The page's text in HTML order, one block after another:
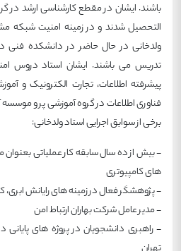
باشند. ایشان در مقطع کارشناسی ارشد در
التحصیل شدند و در زمینه امنیت شبکه
ولدخانی در حال حاضر در دانشکده فنی
تدریس می باشند. ایشان استاد دروس
پیشرفته اطلاعات، تجارت الکترونیک و
فناوری اطلاعات در گروه آموزشی پر و موسسه
برخی از سوابق اجرایی استاد ولدخانی:
- بیش از ده سال سابقه کار عملیاتی
های کامپیوتری
- پژوهشگر فعال در زمینه های رایانش ابری،
- مدیر عامل شرکت بهاران ارتباط امن
- راهبری دانشجویان در پروژه های